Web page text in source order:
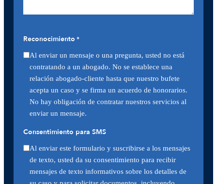
Reconocimiento *
Al enviar un mensaje o una pregunta, usted no está
contratando a un abogado. No se establece una
relación abogado-cliente hasta que nuestro bufete
acepta un caso y se firma un acuerdo de honorarios.
No hay obligación de contratar nuestros servicios al
enviar un mensaje.
Consentimiento para SMS
Al enviar este formulario y suscribirse a los mensajes
de texto, usted da su consentimiento para recibir
mensajes de texto informativos sobre los detalles de